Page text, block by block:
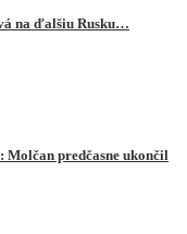
na ďalšiu Rusku…
Molčan predčasne ukončil